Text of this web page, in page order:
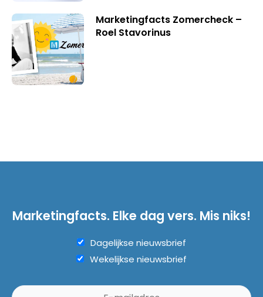
Marketingfacts Zomercheck –
Roel Stavorinus
Marketingfacts. Elke dag vers. Mis niks!
Dagelijkse nieuwsbrief
Wekelijkse nieuwsbrief